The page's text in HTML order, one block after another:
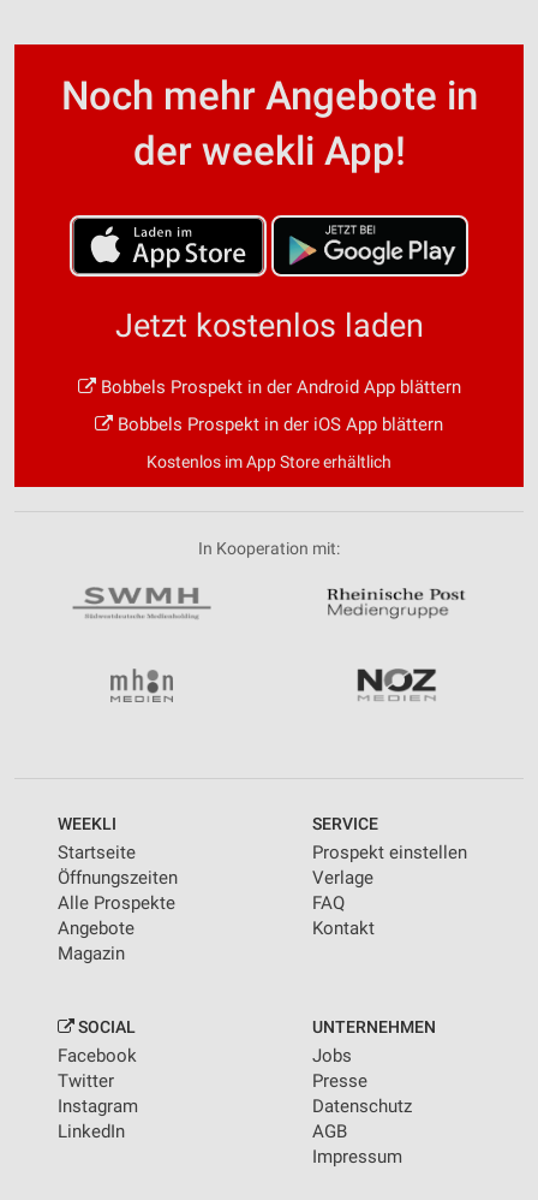
Noch mehr Angebote in
der weekli App!
Jetzt kostenlos laden
Bobbels Prospekt in der Android App blättern
Bobbels Prospekt in der iOS App blättern
Kostenlos im App Store erhältlich
In Kooperation mit:
WEEKLI
Startseite
Öffnungszeiten
Alle Prospekte
Angebote
Magazin
SERVICE
Prospekt einstellen
Verlage
FAQ
Kontakt
SOCIAL
Facebook
Twitter
Instagram
LinkedIn
UNTERNEHMEN
Jobs
Presse
Datenschutz
AGB
Impressum